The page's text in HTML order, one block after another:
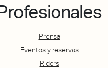
Prensa
Eventos y reservas
Riders